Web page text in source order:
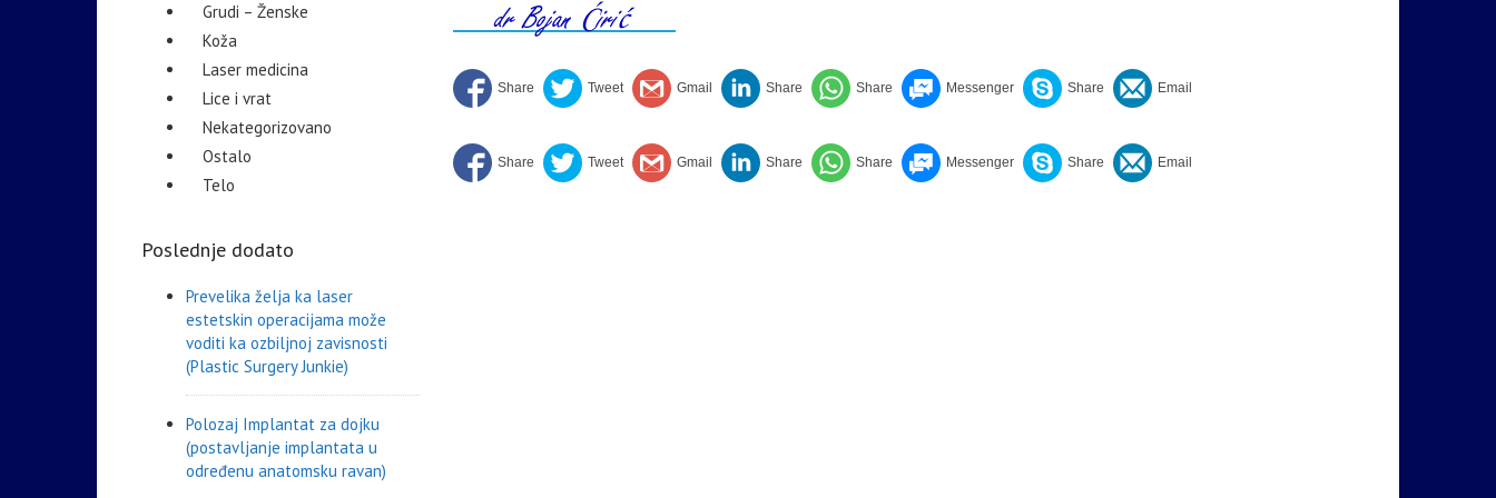
Grudi – Ženske
Koža
Laser medicina
Lice i vrat
Nekategorizovano
Ostalo
Telo
Poslednje dodato
Prevelika želja ka laser
estetskin operacijama može
voditi ka ozbiljnoj zavisnosti
(Plastic Surgery Junkie)
Polozaj Implantat za dojku
(postavljanje implantata u
određenu anatomsku ravan)